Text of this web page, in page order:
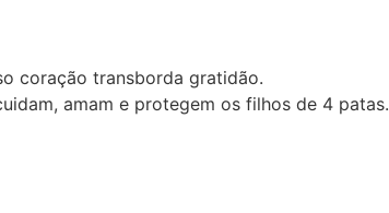
coração transborda gratidão.
amam e protegem os filhos de 4 patas.